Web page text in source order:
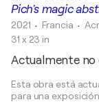
Pich's magic
2021 • Francia •
31 x 23 in
Actualmente no
Esta obra está
para una exposición